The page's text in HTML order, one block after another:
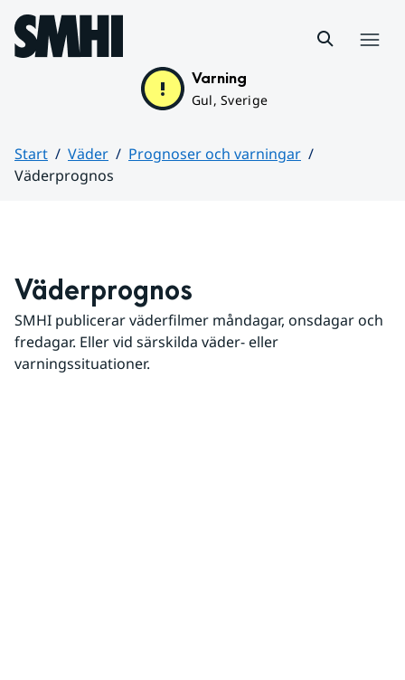
Hoppa till sidans innehåll
Varning
Gul, Sverige
Start Väder
Prognoser och varningar
Väderprognos
Väderprognos
SMHI publicerar väderfilmer måndagar, onsdagar och
fredagar. Eller vid särskilda väder- eller
varningssituationer.